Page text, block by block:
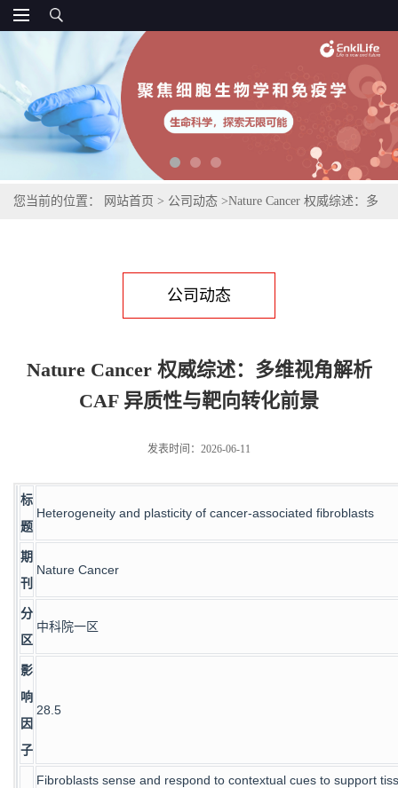
您当前的位置： 网站首页 > 公司动态 >Nature Cancer 权威综述：多
公司动态
Nature Cancer 权威综述：多维视角解析
CAF 异质性与靶向转化前景
发表时间：2026-06-11
标
题
Heterogeneity and plasticity of cancer-associated fibroblasts
期
刊
Nature Cancer
分
区
中科院一区
影
响
因
子
28.5
Fibroblasts sense and respond to contextual cues to support